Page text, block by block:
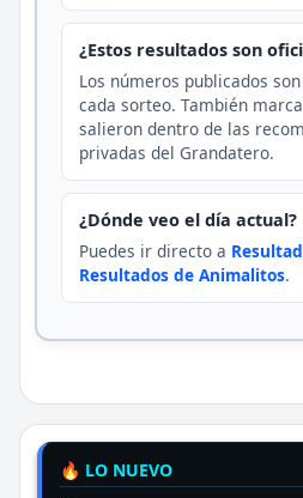
¿Estos resultados son
Los números publicados
cada sorteo. También
salieron dentro de las
privadas del Grandatero.
¿Dónde veo el día actual?
Puedes ir directo a
Resultados de Animalitos.
🔥 LO NUEVO